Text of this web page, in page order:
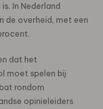
In Nederland
de overheid, met een
dat het
moet spelen bij
rondom
opinieleiders